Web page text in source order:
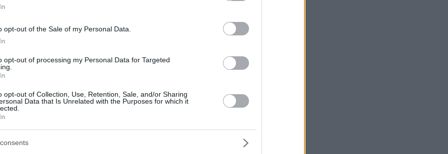
opt-out of the Sale of my Personal Data.
opt-out of processing my Personal Data for Targeted
opt-out of Collection, Use, Retention, Sale, and/or Sharing
Data that Is Unrelated with the Purposes for which it
της συνάντησης ο
Με χαροποιεί ιδιαίτερα που σας
στην Αθήνα, κα Πρόεδρε. Συγχαρητήρια για